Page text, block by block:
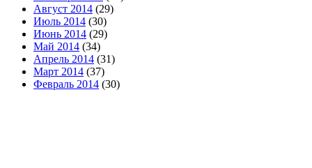
Август 2014 (29)
Июль 2014 (30)
Июнь 2014 (29)
Май 2014 (34)
Апрель 2014 (31)
Март 2014 (37)
Февраль 2014 (30)